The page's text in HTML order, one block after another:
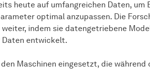
heute auf umfangreichen Daten, um
optimal anzupassen. Die
indem sie datengetriebene
Daten entwickelt.
Maschinen eingesetzt, die während